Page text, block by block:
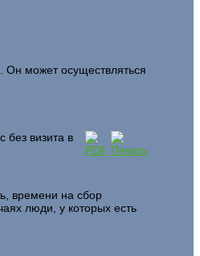
Он может осуществляться
без визита в
времени на сбор
люди, у которых есть